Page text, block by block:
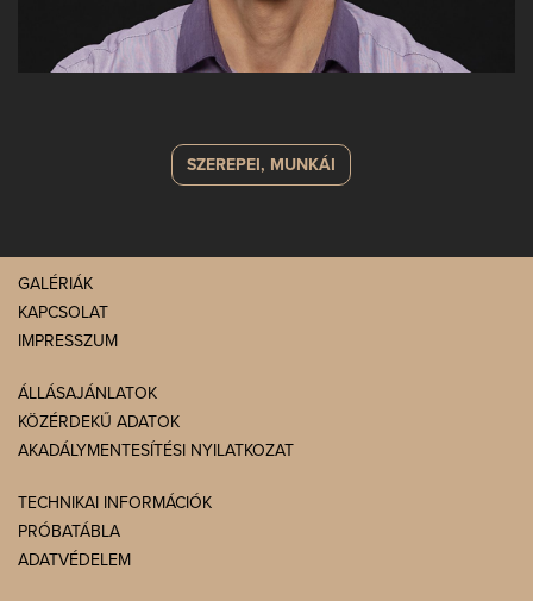
SZEREPEI, MUNKÁI
GALÉRIÁK
KAPCSOLAT
IMPRESSZUM
ÁLLÁSAJÁNLATOK
KÖZÉRDEKŰ ADATOK
AKADÁLYMENTESÍTÉSI NYILATKOZAT
TECHNIKAI INFORMÁCIÓK
PRÓBATÁBLA
ADATVÉDELEM